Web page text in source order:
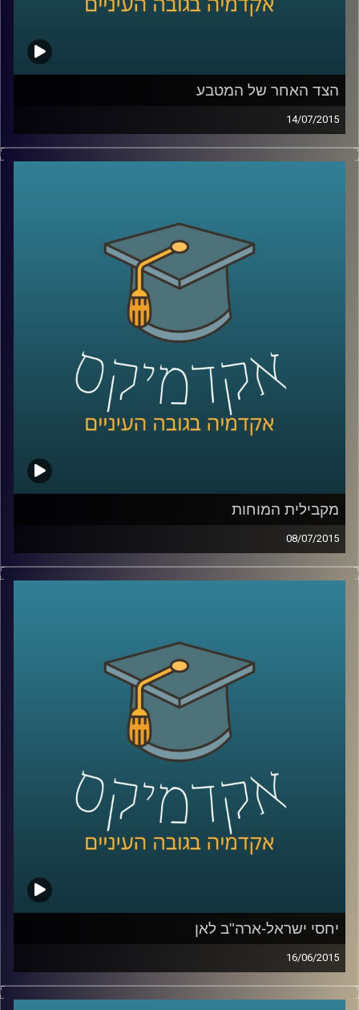
הצד האחר של המטבע
14/07/2015
פרופסור שחר קריב, ראש המחלקה לכלכלה
ההתנהגותית והכלים המתמטיים בעזרתם
מתמודדת הכלכלה עם שאלת הרציונליות
וההתנהגות האנושית. ומה מלמד מחקר רב
שנים על מעמד המפלגה בכל הנוגע להבדל בין
העדפת כלכלה שוויונית לבין העניין בהגדלת
קרדיט תמונות:AudioVersity
מקבילית המוחות
08/07/2015
דוקטור נאוה לויט בנון מנהלת את מכון סגול
המוח והמדעים הקשים לבין מדעי החברה. את
אלה היא מתבלת בחדשנות נוספת – שילוב
הממצאים בעבודת שטח עם אנשי חינוך בכדי
לבדוק את ההשפעה של המלצות המחקר על
עוצמת החסינות של רשתות מוחיות של אנשים
קרדיט תמונות:AudioVersity
יחסי ישראל-ארה"ב לאן
16/06/2015
דוקטור אמנון כוורי, מומחה לפוליטיקה